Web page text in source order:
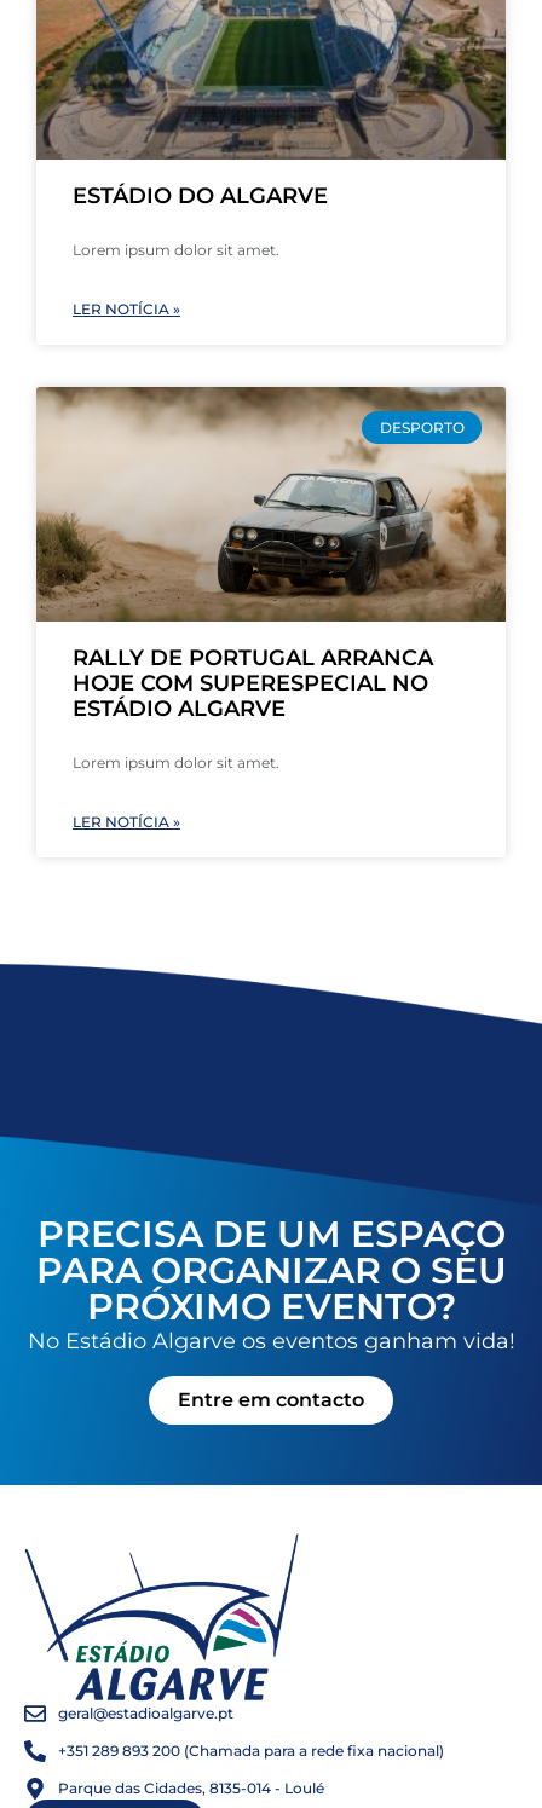
ESTÁDIO DO ALGARVE
Lorem ipsum dolor sit amet.
LER NOTÍCIA »
DESPORTO
RALLY DE PORTUGAL ARRANCA
HOJE COM SUPERESPECIAL NO
ESTÁDIO ALGARVE
Lorem ipsum dolor sit amet.
LER NOTÍCIA »
PRECISA DE UM ESPAÇO
PARA ORGANIZAR O SEU
PRÓXIMO EVENTO?
No Estádio Algarve os eventos ganham vida!
Entre em contacto
geral@estadioalgarve.pt
+351 289 893 200 (Chamada para a rede fixa nacional)
Parque das Cidades, 8135-014 - Loulé